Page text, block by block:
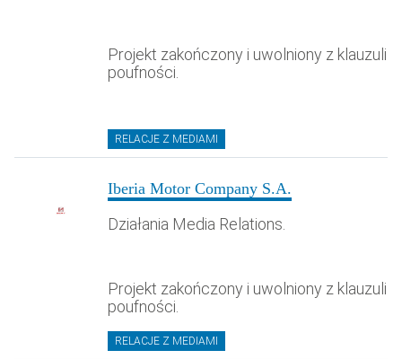
Projekt zakończony i uwolniony z klauzuli
poufności.
RELACJE Z MEDIAMI
Iberia Motor Company S.A.
Działania Media Relations.
Projekt zakończony i uwolniony z klauzuli
poufności.
RELACJE Z MEDIAMI